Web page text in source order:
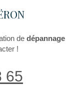
de dépannage
!
65